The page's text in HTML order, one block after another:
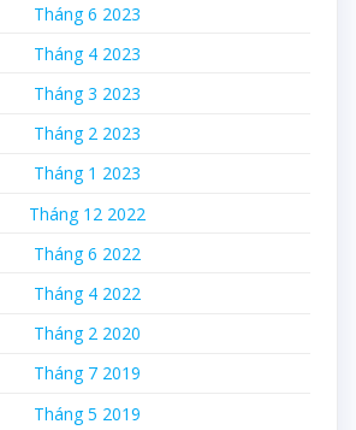
Tháng 6 2023
Tháng 4 2023
Tháng 3 2023
Tháng 2 2023
Tháng 1 2023
Tháng 12 2022
Tháng 6 2022
Tháng 4 2022
Tháng 2 2020
Tháng 7 2019
Tháng 5 2019